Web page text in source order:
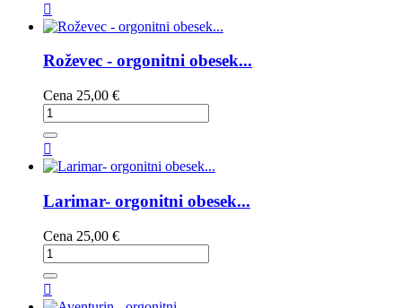

Roževec - orgonitni obesek...
Cena 25,00 €

Larimar- orgonitni obesek...
Cena 25,00 €
